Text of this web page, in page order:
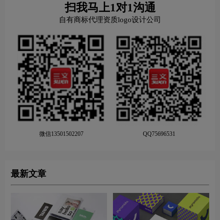
扫我马上1对1沟通
自有商标代理资质logo设计公司
微信13501502207 QQ75696531
最新文章